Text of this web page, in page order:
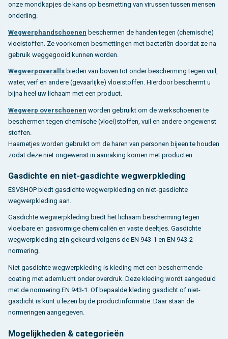
onze mondkapjes de kans op besmetting van virussen tussen mensen
onderling.
Wegwerphandschoenen beschermen de handen tegen (chemische)
vloeistoffen. Ze voorkomen besmettingen met bacteriën doordat ze na
gebruik weggegooid kunnen worden.
Wegwerpoveralls bieden van boven tot onder bescherming tegen vuil,
water, verf en andere (gevaarlijke) vloeistoffen. Hierdoor beschermt u
bijna heel uw lichaam met een product.
Wegwerp overschoenen worden gebruikt om de werkschoenen te
beschermen tegen chemische (vloei)stoffen, vuil en andere ongewenst
stoffen.
Haarnetjes worden gebruikt om de haren van personen bijeen te houden
zodat deze niet ongewenst in aanraking komen met producten.
Gasdichte en niet-gasdichte wegwerpkleding
ESVSHOP biedt gasdichte wegwerpkleding en niet-gasdichte
wegwerpkleding aan.
Gasdichte wegwerpkleding biedt het lichaam bescherming tegen
vloeibare en gasvormige chemicaliën en vaste deeltjes. Gasdichte
wegwerpkleding zijn gekeurd volgens de EN 943-1 en EN 943-2
normering.
Niet gasdichte wegwerpkleding is kleding met een beschermende
coating met ademlucht onder overdruk. Deze kleding wordt aangeduid
met de normering EN 943-1. Of bepaalde kleding gasdicht of niet-
gasdicht is kunt u lezen bij de productinformatie. Daar staan de
normeringen aangegeven.
Mogelijkheden & categorieën